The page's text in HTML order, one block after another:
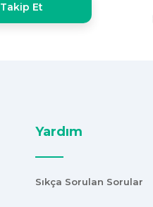
Takip Et
Yardım
Sıkça Sorulan Sorular